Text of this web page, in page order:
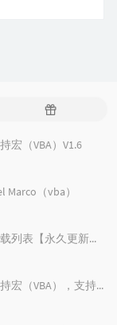
R
m
t
宏（VBA）V1.6
（vba）
Excel股票交易表格/投资记录表格，下载列表【永久更新支持】
Excel股票交易表格/投资记录表格，支持宏（VBA），支持加密货币兑换记录，更新V1.9